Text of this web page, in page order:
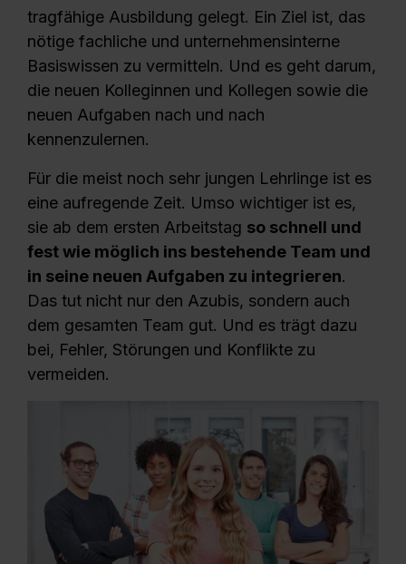
tragfähige Ausbildung gelegt. Ein Ziel ist, das
nötige fachliche und unternehmensinterne
Basiswissen zu vermitteln. Und es geht darum,
die neuen Kolleginnen und Kollegen sowie die
neuen Aufgaben nach und nach
kennenzulernen.
Für die meist noch sehr jungen Lehrlinge ist es
eine aufregende Zeit. Umso wichtiger ist es,
sie ab dem ersten Arbeitstag so schnell und
fest wie möglich ins bestehende Team und
in seine neuen Aufgaben zu integrieren.
Das tut nicht nur den Azubis, sondern auch
dem gesamten Team gut. Und es trägt dazu
bei, Fehler, Störungen und Konflikte zu
vermeiden.